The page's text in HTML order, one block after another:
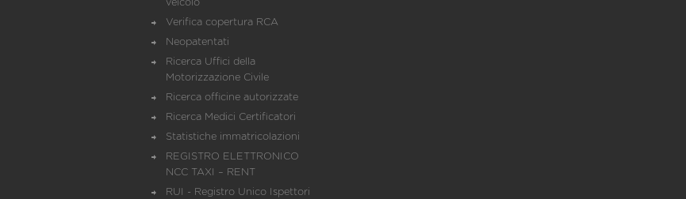
veicolo
Verifica copertura RCA
Neopatentati
Ricerca Uffici della
Motorizzazione Civile
Ricerca officine autorizzate
Ricerca Medici Certificatori
Statistiche immatricolazioni
REGISTRO ELETTRONICO
NCC TAXI – RENT
RUI - Registro Unico Ispettori